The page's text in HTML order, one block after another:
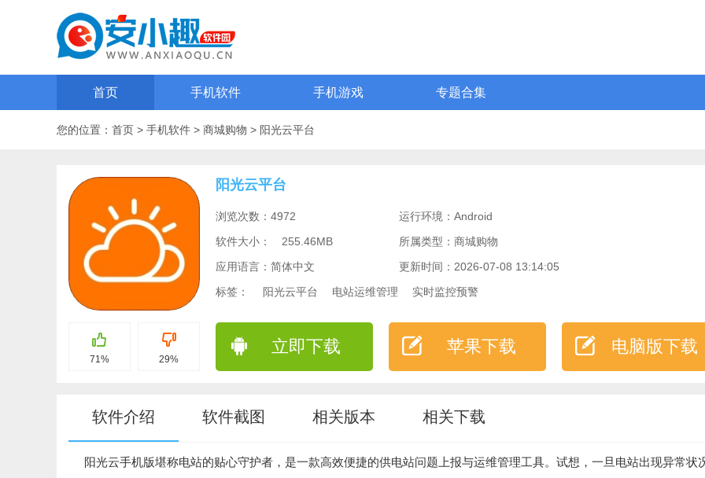
首页 手机软件 手机游戏 专题合集
您的位置： 首页 > 手机软件 > 商城购物 > 阳光云平台
71% 29%
阳光云平台
浏览次数：4972
运行环境：Android
软件大小：
255.46MB
所属类型：商城购物
应用语言：简体中文
更新时间：2026-07-08 13:14:05
标签：
阳光云平台 电站运维管理 实时监控预警
立即下载 苹果下载 电脑版下载
软件介绍 软件截图 相关版本 相关下载
阳光云手机版堪称电站的贴心守护者，是一款高效便捷的供电站问题上报与运维管理工具。试想，一旦电站出现异常状